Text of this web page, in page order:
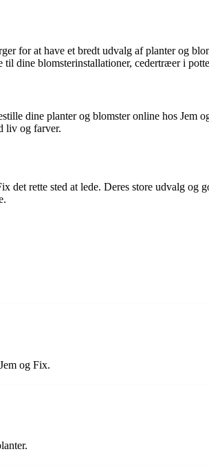
for at have et bredt udvalg af planter og
dine blomsterinstallationer, cedertræer i
dine planter og blomster online hos
liv og farver.
rette sted at lede. Deres store udvalg og
og Fix.